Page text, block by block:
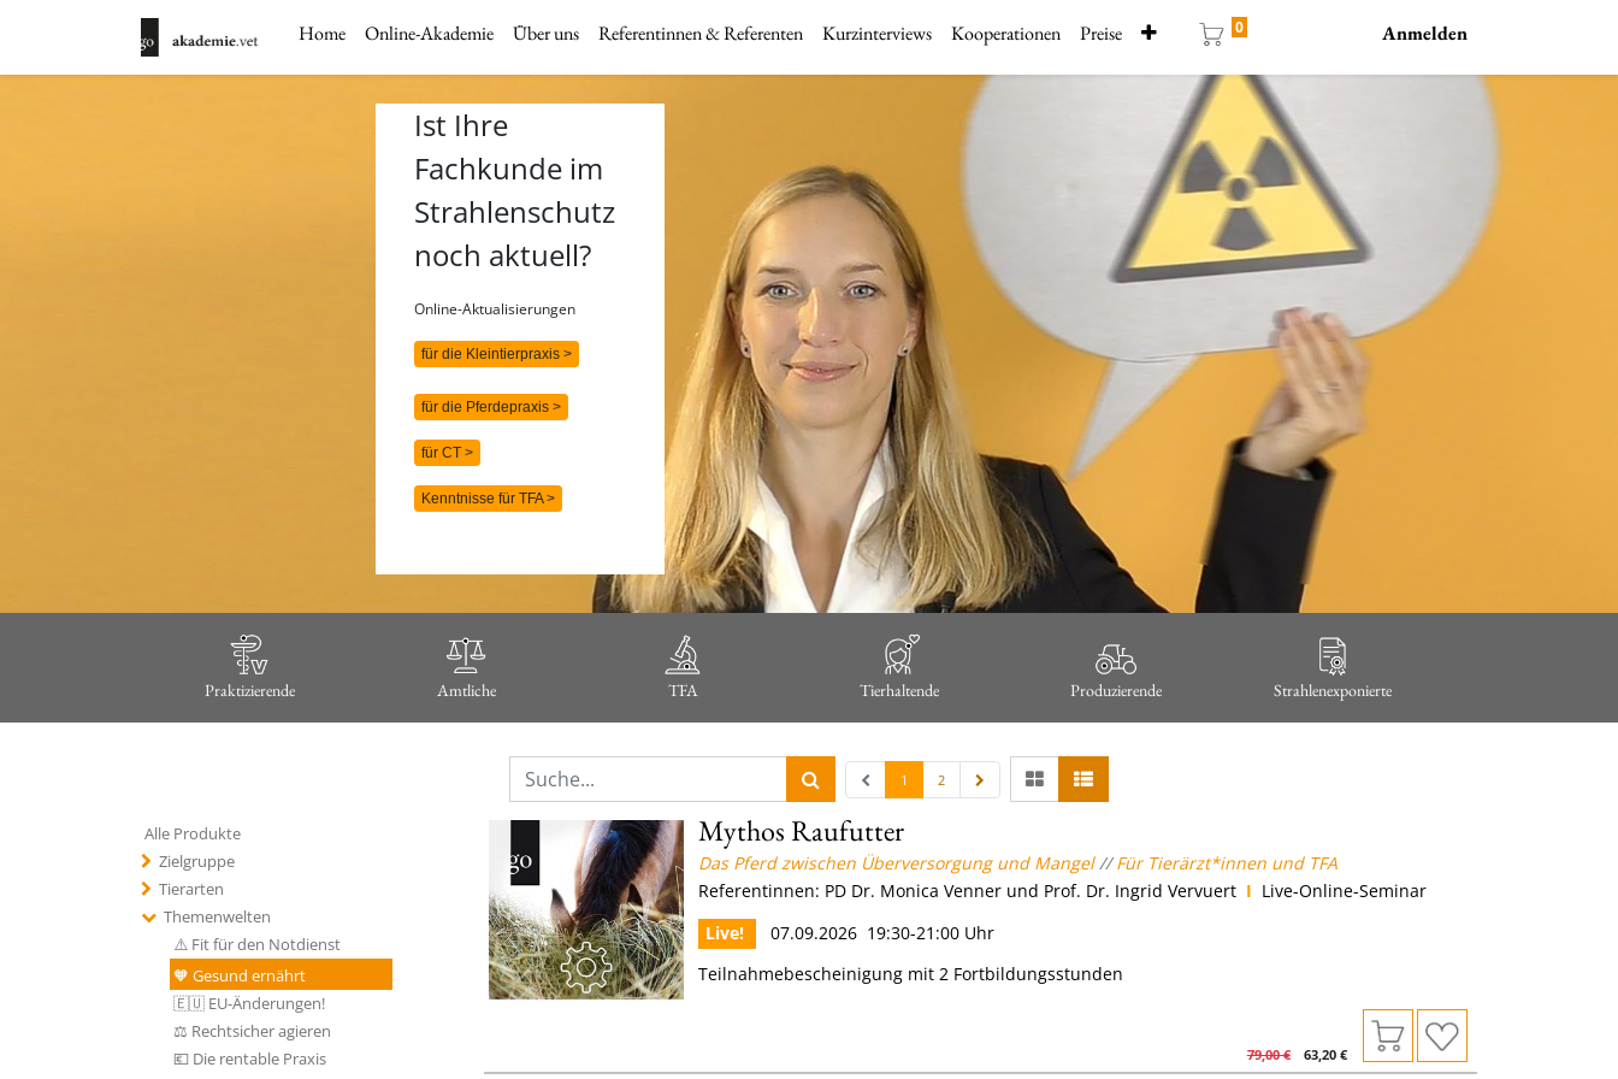
Home Online-Akademie Über uns Referentinnen & Referenten Kurzinterviews Kooperationen Preise 0 Anmelden
Ist Ihre
Fachkunde im
Strahlenschutz
noch aktuell?
Online-Aktualisierungen
für die Kleintierpraxis >
für die Pferdepraxis >
für CT >
Kenntnisse für TFA >
Praktizierende Amtliche TFA Tierhaltende Produzierende Strahlenexponierte
1 2
Alle Produkte
Zielgruppe
Tierarten
Themenwelten
⚠️ Fit für den Notdienst
🧡 Gesund ernährt
🇪🇺 EU-Änderungen!
⚖️ Rechtsicher agieren
💶 Die rentable Praxis
Mythos Raufutter
Das Pferd zwischen Überversorgung und Mangel//Für Tierärzt*innen und TFA
Referentinnen: PD Dr. Monica Venner und Prof. Dr. Ingrid Vervuert I Live-Online-Seminar
Live!
07.09.2026 19:30-21:00 Uhr
Teilnahmebescheinigung mit 2 Fortbildungsstunden
79,00€ 63,20€